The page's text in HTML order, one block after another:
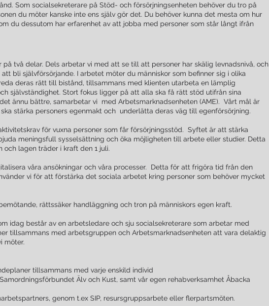
Som socialsekreterare på Stöd- och försörjningsenheten behöver du tro på
du möter kanske inte ens själv gör det. Du behöver kunna det mesta om hur
du dessutom har erfarenhet av att jobba med personer som står långt ifrån
två delar. Dels arbetar vi med att se till att personer har skälig levnadsnivå, och
bli självförsörjande. I arbetet möter du människor som befinner sig i olika
deras rätt till bistånd, tillsammans med klienten utarbeta en lämplig
självständighet. Stort fokus ligger på att alla ska få rätt stöd utifrån sina
ännu bättre, samarbetar vi med Arbetsmarknadsenheten (AME). Vårt mål är
stärka personers egenmakt och underlätta deras väg till egenförsörjning.
för vuxna personer som får försörjningsstöd. Syftet är att stärka
meningsfull sysselsättning och öka möjligheten till arbete eller studier. Detta
och lagen träder i kraft den 1 juli.
våra ansökningar och våra processer. Detta för att frigöra tid från den
vi för att förstärka det sociala arbetet kring personer som behöver mycket
rättssäker handläggning och tron på människors egen kraft.
idag består av en arbetsledare och sju socialsekreterare som arbetar med
tillsammans med arbetsgruppen och Arbetsmarknadsenheten att vara delaktig
möter.
tillsammans med varje enskild individ
Älv och Kust, samt vår egen rehabverksamhet Åbacka
genom t.ex SIP, resursgruppsarbete eller flerpartsmöten.